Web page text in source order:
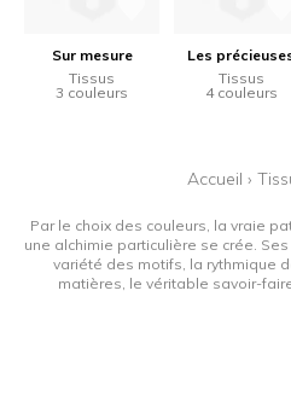
Sur mesure
Tissus
3 couleurs
Les
Tissus
4 couleurs
Accueil ›
Par le choix des couleurs, la vraie
une alchimie particulière se crée.
variété des motifs, la rythmique
matières, le véritable savoir-